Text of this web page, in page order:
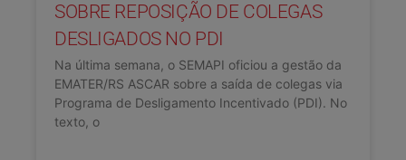
SOBRE REPOSIÇÃO DE COLEGAS
DESLIGADOS NO PDI
Na última semana, o SEMAPI oficiou a gestão da
EMATER/RS ASCAR sobre a saída de colegas via
Programa de Desligamento Incentivado (PDI). No
texto, o